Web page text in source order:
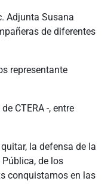
Adjunta Susana
de diferentes
representante
CTERA -, entre
la defensa de la
de los
conquistamos en las